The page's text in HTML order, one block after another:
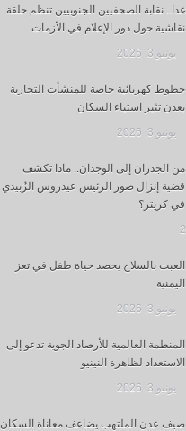
غدا.. نقابة الصحفيين الجنوبيين تنظم حلقة
نقاشية حول دور الإعلام في الأزمات
يونيو 3, 2026
خطوط كهربائية خاصة للمنشأت التجارية
بعدن تثير استياء السكان
يونيو 3, 2026
من الجدران إلى الوجدان.. ماذا تكشف
قضية إنزال صور الرئيس عيدروس الزُبيدي
في كريتر؟
العبث بالسلاح يحصد حياة طفل في تعز
اليمنية
يونيو 3, 2026
المنظمة العالمية للأرصاد الجوية تدعو إلى
الاستعداد لظاهرة النينيو
يونيو 3, 2026
صيف عدن الملتهب يضاعف معاناة السكان